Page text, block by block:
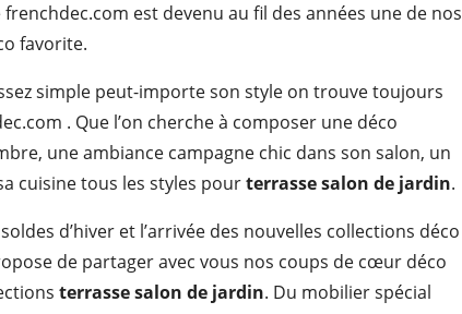
est devenu au fil des années une de nos
favorite.
simple peut-importe son style on trouve toujours
. Que l’on cherche à composer une déco
une ambiance campagne chic dans son salon, un
cuisine tous les styles pourterrasse salon de jardin.
d’hiver et l’arrivée des nouvelles collections déco
de partager avec vous nos coups de cœur déco
terrasse salon de jardin. Du mobilier spécial